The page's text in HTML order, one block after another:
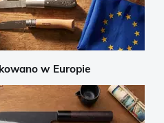
w Europie